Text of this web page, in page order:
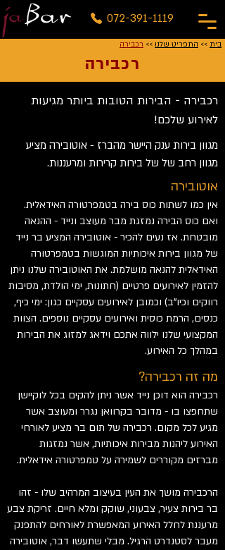
072-391-1119
בית >> התפריט שלנו >> רכבירה
רכבירה
רכבירה - הבירות הטובות ביותר מגיעות
לאירוע שלכם!
מגוון בירות ענק היישר מהברז - אוטובירה מציע
מגוון רחב של של בירות קרירות ומרעננות.
אוטובירה
אין כמו לשתות כוס בירה בטמפרטורה האידאלית.
ואם כוס הבירה נמזגת מבר מעוצב ונייד - ההנאה
מובטחת. אז נעים להכיר - אוטובירה המציע בר נייד
של מגוון בירות איכותיות המוגשות בטמפרטורה
האידאלית להנאה מושלמת. את האוטובירה שלנו ניתן
להזמין לאירועים פרטיים (חתונות, ימי הולדת, מסיבות
רווקים וכיו"ב) וכמובן לאירועים עסקיים כגון: ימי כיף,
כנסים, הרמת כוסית ואירועים עסקיים נוספים. הצוות
המקצועי שלנו ילווה אתכם וידאג למזוג את הבירות
במהלך כל האירוע.
מה זה רכבירה?
רכבירה הוא דוכן נייד אשר ניתן להקים בכל לוקיישן
שתחפצו בו - מדובר בקרוואן נגרר ומעוצב אשר
מגיע לכל מקום. רכבירה של תום בר מציע לאורחי
האירוע ליהנות מבירות איכותיות, אשר נמזגות
מברזים מקוררים לשמירה על טמפרטורה אידאלית.
הרכבירה מושך את העין בעיצוב המרהיב שלו - זהו
בר בירות צעיר, צבעוני, שוקק ומלא חיים. זריקת צבע
מרעננת לחלל האירוע המאפשרת לאורחים להתפנק
מעבר לסטנדרט הרגיל. מבלי שתעשו דבר, אוטובירה